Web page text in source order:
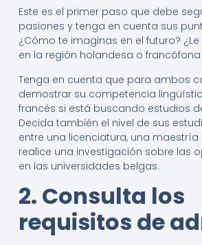
Este es el primer paso que debe
pasiones y tenga en cuenta sus
¿Cómo te imaginas en el futuro?
en la región holandesa o
Tenga en cuenta que para ambos
demostrar su competencia
francés si está buscando estudios
Decida también el nivel de sus
entre una licenciatura, una
realice una investigación sobre las
en las universidades belgas.
2. Consulta los
requisitos de